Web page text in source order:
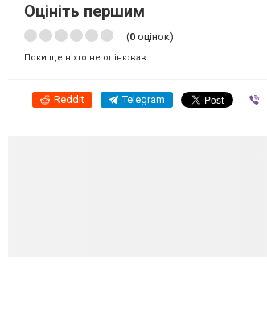
Оцініть першим
(0 оцінок)
Поки ще ніхто не оцінював
Reddit Telegram